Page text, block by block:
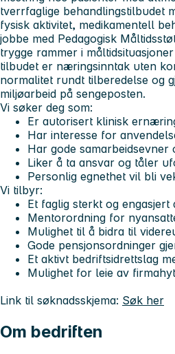
tverrfaglige behandlingstilbudet
fysisk aktivitet, medikamentell
jobbe med Pedagogisk
trygge rammer i
tilbudet er næringsinntak uten
normalitet rundt tilberedelse og
miljøarbeid på sengeposten.
Vi søker deg som:
Er autorisert klinisk
Har interesse for
Har gode
Liker å ta ansvar og tåler
Personlig egnethet vil bli
Vi tilbyr:
Et faglig sterkt og
Mentorordning for
Mulighet til å bidra til
Gode pensjonsordninger
Et aktivt bedriftsidrettslag
Mulighet for leie av
Link til søknadsskjema: Søk her
Om bedriften